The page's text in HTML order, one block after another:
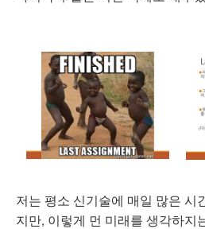
저는 평소 신기술에 매일 많은 시
지만, 이렇게 먼 미래를 생각하지